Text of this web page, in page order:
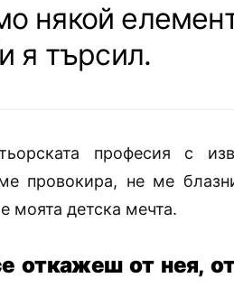
някой
я търсил.
професия с
провокира, не ме
моята детска мечта.
откажеш от нея,